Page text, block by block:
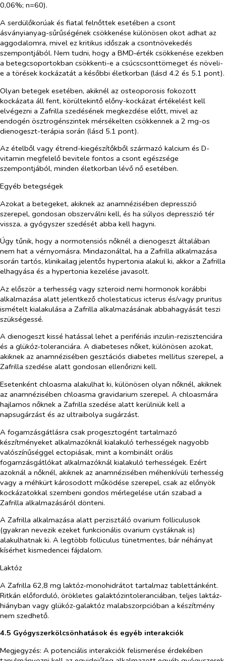
0,06%; n=60).
A serdülőkorúak és fiatal felnőttek esetében a csont
ásványianyag-sűrűségének csökkenése különösen okot adhat az
aggodalomra, mivel ez kritikus időszak a csontnövekedés
szempontjából. Nem tudni, hogy a BMD‑érték csökkenése ezekben
a betegcsoportokban csökkenti-e a csúcscsonttömeget és növeli-
e a törések kockázatát a későbbi életkorban (lásd 4.2 és 5.1 pont).
Olyan betegek esetében, akiknél az osteoporosis fokozott
kockázata áll fent, körültekintő előny-kockázat értékelést kell
elvégezni a Zafrilla szedésének megkezdése előtt, mivel az
endogén ösztrogénszintek mérsékelten csökkennek a 2 mg-os
dienogeszt-terápia során (lásd 5.1 pont).
Az ételből vagy étrend-kiegészítőkből származó kalcium és D-
vitamin megfelelő bevitele fontos a csont egészsége
szempontjából, minden életkorban lévő nő esetében.
Egyéb betegségek
Azokat a betegeket, akiknek az anamnézisében depresszió
szerepel, gondosan obszerválni kell, és ha súlyos depresszió tér
vissza, a gyógyszer szedését abba kell hagyni.
Úgy tűnik, hogy a normotensiós nőknél a dienogeszt általában
nem hat a vérnyomásra. Mindazonáltal, ha a Zafrilla alkalmazása
során tartós, klinikailag jelentős hypertonia alakul ki, akkor a Zafrilla
elhagyása és a hypertonia kezelése javasolt.
Az először a terhesség vagy szteroid nemi hormonok korábbi
alkalmazása alatt jelentkező cholestaticus icterus és/vagy pruritus
ismételt kialakulása a Zafrilla alkalmazásának abbahagyását teszi
szükségessé.
A dienogeszt kissé hatással lehet a perifériás inzulin-rezisztenciára
és a glükóz-toleranciára. A diabeteses nőket, különösen azokat,
akiknek az anamnézisében gesztációs diabetes mellitus szerepel, a
Zafrilla szedése alatt gondosan ellenőrizni kell.
Esetenként chloasma alakulhat ki, különösen olyan nőknél, akiknek
az anamnézisében chloasma gravidarium szerepel. A chloasmára
hajlamos nőknek a Zafrilla szedése alatt kerülniük kell a
napsugárzást és az ultraibolya sugárzást.
A fogamzásgátlásra csak progesztogént tartalmazó
készítményeket alkalmazóknál kialakuló terhességek nagyobb
valószínűséggel ectopiásak, mint a kombinált orális
fogamzásgátlókat alkalmazóknál kialakuló terhességek. Ezért
azoknál a nőknél, akiknek az anamnézisében méhenkívüli terhesség
vagy a méhkürt károsodott működése szerepel, csak az előnyök
kockázatokkal szembeni gondos mérlegelése után szabad a
Zafrilla alkalmazásáról dönteni.
A Zafrilla alkalmazása alatt perzisztáló ovarium folliculusok
(gyakran nevezik ezeket funkcionális ovarium cystáknak is)
alakulhatnak ki. A legtöbb folliculus tünetmentes, bár néhányat
kísérhet kismedencei fájdalom.
Laktóz
A Zafrilla 62,8 mg laktóz-monohidrátot tartalmaz tablettánként.
Ritkán előforduló, örökletes galaktózintoleranciában, teljes laktáz-
hiányban vagy glükóz-galaktóz malabszorpcióban a készítmény
nem szedhető.
4.5 Gyógyszerkölcsönhatások és egyéb interakciók
Megjegyzés: A potenciális interakciók felismerése érdekében